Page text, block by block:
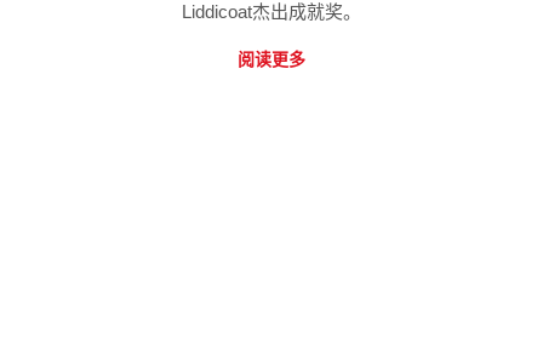
Liddicoat杰出成就奖。
阅读更多